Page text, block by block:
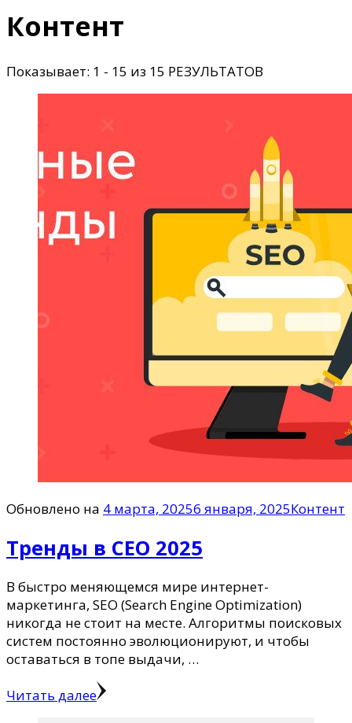
Контент
Показывает: 1 - 15 из 15 РЕЗУЛЬТАТОВ
Обновлено на 4 марта, 20256 января, 2025Контент
Тренды в СЕО 2025
В быстро меняющемся мире интернет-
маркетинга, SEO (Search Engine Optimization)
никогда не стоит на месте. Алгоритмы поисковых
систем постоянно эволюционируют, и чтобы
оставаться в топе выдачи, …
Читать далее